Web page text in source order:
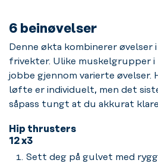
6 beinøvelser
Denne økta kombinerer øvelser i
frivekter. Ulike muskelgrupper
jobbe gjennom varierte øvelser.
løfte er individuelt, men det
såpass tungt at du akkurat
Hip thrusters
12 x3
Sett deg på gulvet med